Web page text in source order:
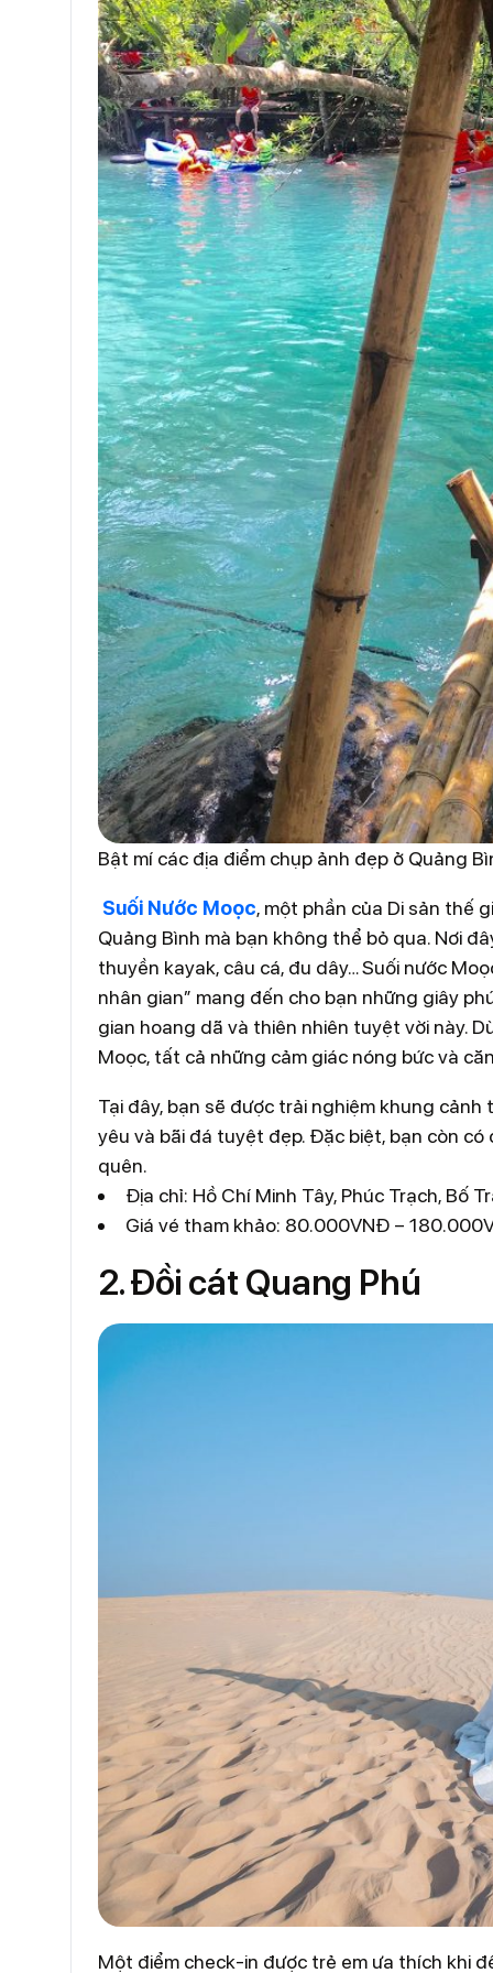
Bật mí các địa điểm chụp ảnh đẹp ở Quảng
Suối Nước Moọc, một phần của Di sản thế
Quảng Bình mà bạn không thể bỏ qua. Nơi
thuyền kayak, câu cá, đu dây… Suối nước
nhân gian” mang đến cho bạn những giây
gian hoang dã và thiên nhiên tuyệt vời này.
Moọc, tất cả những cảm giác nóng bức và
Tại đây, bạn sẽ được trải nghiệm khung
yêu và bãi đá tuyệt đẹp. Đặc biệt, bạn còn
quên.
Địa chỉ: Hồ Chí Minh Tây, Phúc Trạch, Bố
Giá vé tham khảo: 80.000VNĐ –
2. Đồi cát Quang Phú
Một điểm check-in được trẻ em ưa thích khi